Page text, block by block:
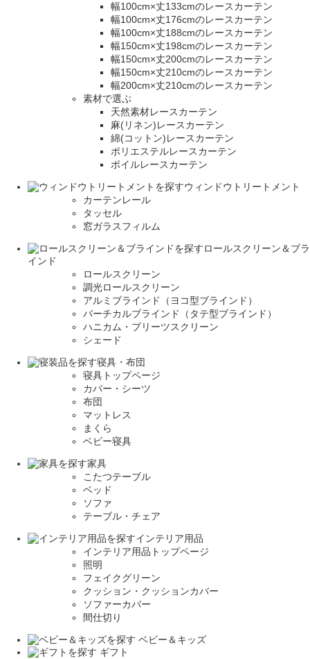
幅100cm×丈133cmのレースカーテン
幅100cm×丈176cmのレースカーテン
幅100cm×丈188cmのレースカーテン
幅150cm×丈198cmのレースカーテン
幅150cm×丈200cmのレースカーテン
幅150cm×丈210cmのレースカーテン
幅200cm×丈210cmのレースカーテン
素材で選ぶ
天然素材レースカーテン
麻(リネン)レースカーテン
綿(コットン)レースカーテン
ポリエステルレースカーテン
ボイルレースカーテン
ウィンドウトリートメント
カーテンレール
タッセル
窓ガラスフィルム
ロールスクリーン＆ブラ
インド
ロールスクリーン
調光ロールスクリーン
アルミブラインド（ヨコ型ブラインド）
バーチカルブラインド（タテ型ブラインド）
ハニカム・プリーツスクリーン
シェード
寝具・布団
寝具トップページ
カバー・シーツ
布団
マットレス
まくら
ベビー寝具
家具
こたつテーブル
ベッド
ソファ
テーブル・チェア
インテリア用品
インテリア用品トップページ
照明
フェイクグリーン
クッション・クッションカバー
ソファーカバー
間仕切り
ベビー＆キッズ
ギフト